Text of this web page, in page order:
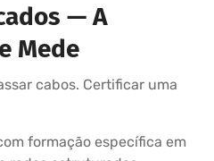
— A
Mede
cabos. Certificar uma
formação específica em